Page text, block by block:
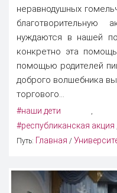
неравнодушных
нуждаются в нашей
конкретно эта
помощью родителей
доброго волшебника
торгового...
#наши дети
#республиканская акция
Путь: Главная /